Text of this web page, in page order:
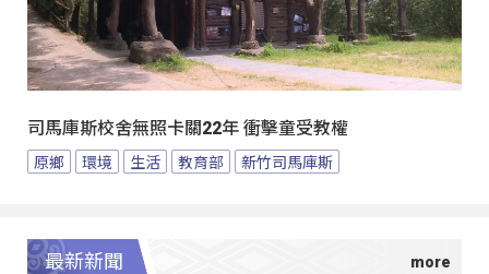
司馬庫斯校舍無照卡關22年 衝擊童受教權
原鄉 環境 生活 教育部 新竹司馬庫斯
最新新聞